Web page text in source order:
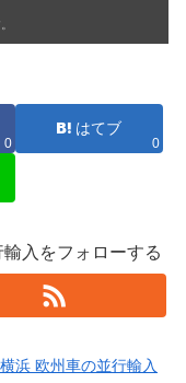
0
はてブ
0
入をフォローする
浜 欧州車の並行輸入